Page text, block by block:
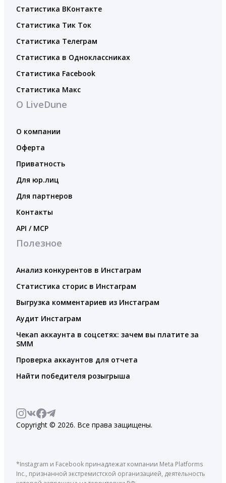
Статистика ВКонтакте
Статистика Тик Ток
Статистика Телеграм
Статистика в Одноклассниках
Статистика Facebook
Статистика Макс
О LiveDune
О компании
Оферта
Приватность
Для юр.лиц
Для партнеров
Контакты
API / MCP
Полезное
Анализ конкурентов в Инстаграм
Статистика сторис в Инстаграм
Выгрузка комментариев из Инстаграм
Аудит Инстаграм
Чекап аккаунта в соцсетях: зачем вы платите за
SMM
Проверка аккаунтов для отчета
Найти победителя розыгрыша
Copyright © 2026. Все права защищены.
*Instagram и Facebook принадлежат компании Meta Platforms
Inc., признанной экстремистской организацией, деятельность